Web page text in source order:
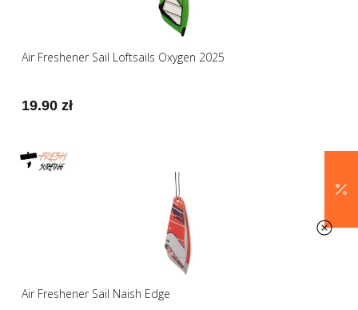
Air Freshener Sail Loftsails Oxygen 2025
19.90 zł
Air Freshener Sail Naish Edge